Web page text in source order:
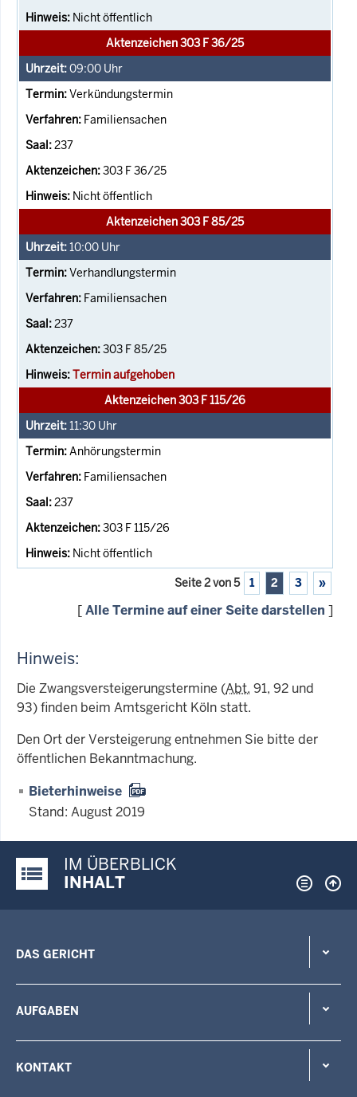
Nicht öffentlich
Aktenzeichen 303 F 36/25
09:00 Uhr
Verkündungstermin
Familiensachen
237
303 F 36/25
Nicht öffentlich
Aktenzeichen 303 F 85/25
10:00 Uhr
Verhandlungstermin
Familiensachen
237
303 F 85/25
Termin aufgehoben
Aktenzeichen 303 F 115/26
11:30 Uhr
Anhörungstermin
Familiensachen
237
303 F 115/26
Nicht öffentlich
Seite 2 von 5 1 2 3 »
[Alle Termine auf einer Seite darstellen ]
Hinweis:
Die Zwangsversteigerungstermine (Abt. 91, 92 und
93) finden beim Amtsgericht Köln statt.
Den Ort der Versteigerung entnehmen Sie bitte der
öffentlichen Bekanntmachung.
Bieterhinweise
Stand: August 2019
Justiz-Portal im Überblick:
IM ÜBERBLICK
INHALT
DAS GERICHT
AUFGABEN
KONTAKT